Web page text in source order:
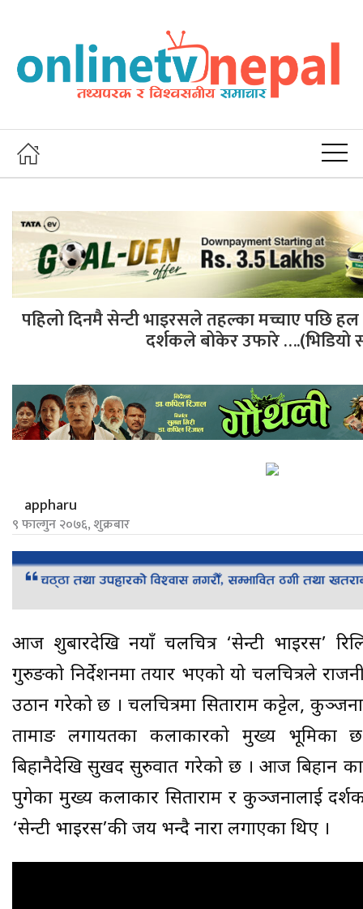
पहिलो दिनमै सेन्टी भाइरसले तहल्का मच्चाए पछि
दर्शकले बोकेर उफारे ….(भिडियो
appharu
९ फाल्गुन २०७६, शुक्रबार
आज शुक्रबारदेखि नयाँ चलचित्र ‘सेन्टी भाइरस’
गुरुङको निर्देशनमा तयार भएको यो चलचित्रले
उठान गरेको छ । चलचित्रमा सिताराम कट्टेल, कुञ्जना
तामाङ लगायतका कलाकारको मुख्य
बिहानैदेखि सुखद सुरुवात गरेको छ । आज बिहान
पुगेका मुख्य कलाकार सिताराम र कुञ्जनालाई
‘सेन्टी भाइरस’की जय भन्दै नारा लगाएका थिए ।